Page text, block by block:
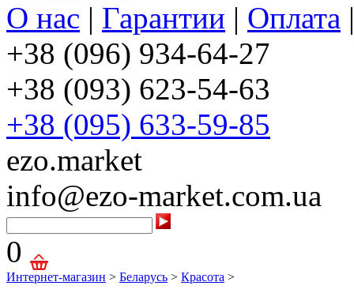
О нас | Гарантии | Оплата
+38 (096) 934-64-27
+38 (093) 623-54-63
+38 (095) 633-59-85
ezo.market
info@ezo-market.com.ua
0
Интернет-магазин > Беларусь > Красота >